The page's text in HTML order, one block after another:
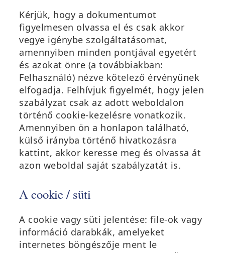
m
e
g
)
n
y
í
l
i
k
m
e
g
)
b
a
n
n
y
í
l
i
k
m
e
g
)
j
a
b
l
a
k
b
a
n
n
y
í
l
e
g
)
Kérjük, hogy a dokumentumot
figyelmesen olvassa el és csak akkor
vegye igénybe szolgáltatásomat,
amennyiben minden pontjával egyetért
és azokat önre (a továbbiakban:
Felhasználó) nézve kötelező érvényűnek
elfogadja. Felhívjuk figyelmét, hogy jelen
szabályzat csak az adott weboldalon
történő cookie-kezelésre vonatkozik.
Amennyiben ön a honlapon található,
külső irányba történő hivatkozásra
kattint, akkor keresse meg és olvassa át
azon weboldal saját szabályzatát is.
A cookie / süti
A cookie vagy süti jelentése: file-ok vagy
információ darabkák, amelyeket
internetes böngészője ment le